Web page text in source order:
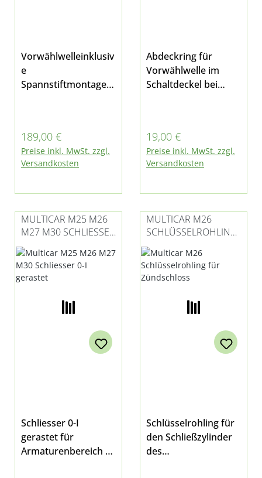
Vorwählwelleinklusiv
e
Spannstiftmontagefe
M30 E4/E5 und M31
Regulärer Preis:
189,00 €
Preise inkl. MwSt. zzgl.
Versandkosten
Abdeckring für
Vorwählwelle im
Schaltdeckel bei
Regulärer Preis:
19,00 €
Preise inkl. MwSt. zzgl.
Versandkosten
MULTICAR M25 M26
M27 M30 SCHLIESSER
0-I GERASTET
Schliesser 0-I
gerastet für
Armaturenbereich /
MULTICAR M26
SCHLÜSSELROHLING
FÜR ZÜNDSCHLOSS
Schlüsselrohling für
den Schließzylinder
des